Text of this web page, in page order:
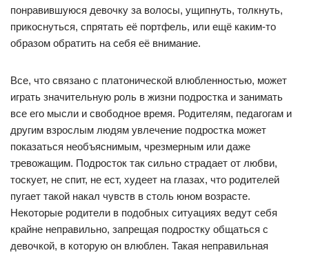
понравившуюся девочку за волосы, ущипнуть, толкнуть,
прикоснуться, спрятать её портфель, или ещё каким-то
образом обратить на себя её внимание.
Все, что связано с платонической влюбленностью, может
играть значительную роль в жизни подростка и занимать
все его мысли и свободное время. Родителям, педагогам и
другим взрослым людям увлечение подростка может
показаться необъяснимым, чрезмерным или даже
тревожащим. Подросток так сильно страдает от любви,
тоскует, не спит, не ест, худеет на глазах, что родителей
пугает такой накал чувств в столь юном возрасте.
Некоторые родители в подобных ситуациях ведут себя
крайне неправильно, запрещая подростку общаться с
девочкой, в которую он влюблен. Такая неправильная